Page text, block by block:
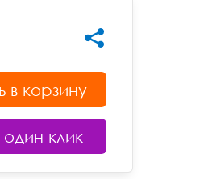
в корзину
один клик